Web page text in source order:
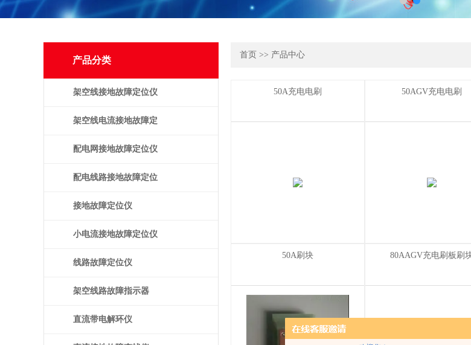
产品分类
架空线接地故障定位仪
架空线电流接地故障定
位仪
配电网接地故障定位仪
配电线路接地故障定位
仪
接地故障定位仪
小电流接地故障定位仪
线路故障定位仪
架空线路故障指示器
直流带电解环仪
首页 >> 产品中心
50A充电电刷 50AGV充电电刷
50A刷块 80AAGV充电刷板刷